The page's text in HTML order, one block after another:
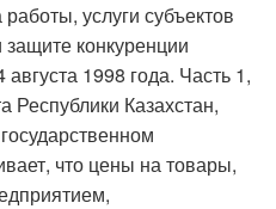
услуги субъектов
конкуренции
1998 года. Часть 1,
Республики Казахстан,
что цены на товары,